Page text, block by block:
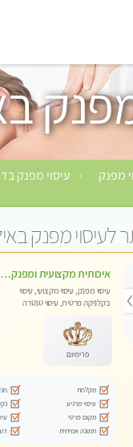
מפנק › עיסוי מפנק
לעיסוי מפנק
איכותית מקצועית ומפנקת מאוד פרטי מומלץ !!לזוגות +לבית המלון - ללא מין !!
עיסוי מפנק, עיסוי מקצועי, עיסוי
בקלניקה פרטית, עיסוי טנטרה
פרימיום
מקלחת
עיסוי מרגיע
מקום פרטי
תמונה אמיתית